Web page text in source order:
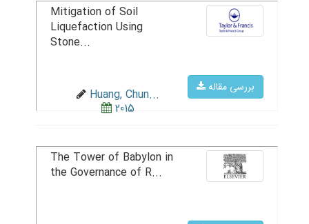
بررسی مقاله
Mitigation of Soil
Liquefaction Using
Stone...
Huang, Chun...
2015
The Tower of Babylon in
the Governance of R...